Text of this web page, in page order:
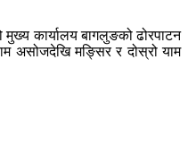
कार्यालय बागलुङको ढोरपाटन
असोजदेखि मङ्सिर र दोस्रो याम